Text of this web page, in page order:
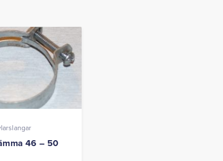
46 – 50